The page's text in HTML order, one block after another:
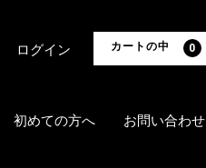
初めての方へ お問い合わせ
カートの中 0
ログイン